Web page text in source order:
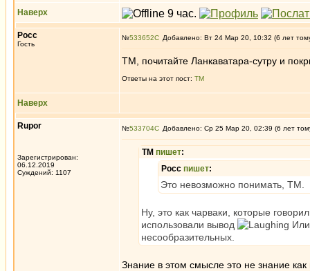
Наверх
Росс
Гость
№533652 Добавлено: Вт 24 Мар 20, 10:32 (6 лет
ТМ, почитайте Ланкаватара-сутру и
Ответы на этот пост: ТМ
Наверх
Rupor
Зарегистрирован:
06.12.2019
Суждений: 1107
№533704 Добавлено: Ср 25 Мар 20, 02:39 (6 лет
ТМ пишет:
Росс пишет:
Это невозможно понимать, ТМ.
Ну, это как чарваки, которые
использовали вывод
несообразительных.
Знание в этом смысле это не знание